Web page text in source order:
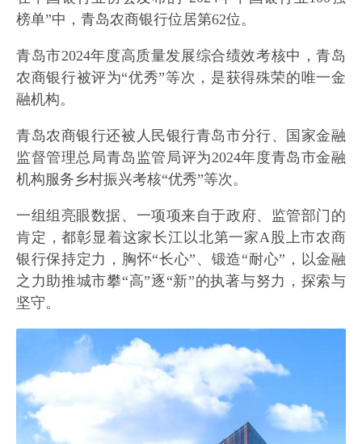
榜单”中，青岛农商银行位居第62位。
青岛市2024年度高质量发展综合绩效考核中，青岛
农商银行被评为“优秀”等次，是获得殊荣的唯一金
融机构。
青岛农商银行还被人民银行青岛市分行、国家金融
监督管理总局青岛监管局评为2024年度青岛市金融
机构服务乡村振兴考核“优秀”等次。
一组组亮眼数据、一项项来自于政府、监管部门的
肯定，都彰显着这家长江以北第一家A股上市农商
银行保持定力，胸怀“长心”、锻造“耐心”，以金融
之力助推城市攀“高”逐“新”的执著与努力，探索与
坚守。